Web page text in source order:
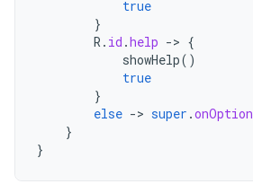
true
}
R . id .help -> {
showHelp()
true
}
else -> super .
}
}